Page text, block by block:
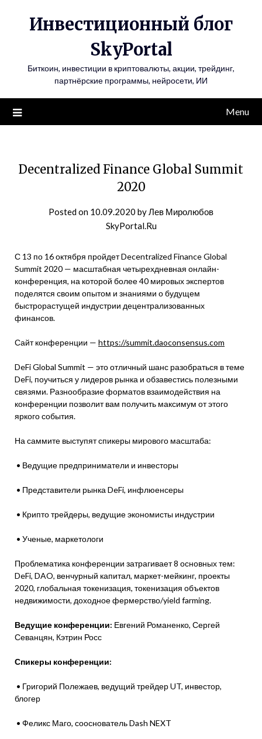
Инвестиционный блог
SkyPortal
Биткоин, инвестиции в криптовалюты, акции, трейдинг,
партнёрские программы, нейросети, ИИ
Menu
Decentralized Finance Global Summit
2020
Posted on 10.09.2020 byЛев Миролюбов
SkyPortal.Ru
С 13 по 16 октября пройдет Decentralized Finance Global
Summit 2020 — масштабная четырехдневная онлайн-
конференция, на которой более 40 мировых экспертов
поделятся своим опытом и знаниями о будущем
быстрорастущей индустрии децентрализованных
финансов.
Сайт конференции — https://summit.daoconsensus.com
DeFi Global Summit — это отличный шанс разобраться в теме
DeFi, поучиться у лидеров рынка и обзавестись полезными
связями. Разнообразие форматов взаимодействия на
конференции позволит вам получить максимум от этого
яркого события.
На саммите выступят спикеры мирового масштаба:
• Ведущие предприниматели и инвесторы
• Представители рынка DeFi, инфлюенсеры
• Крипто трейдеры, ведущие экономисты индустрии
• Ученые, маркетологи
Проблематика конференции затрагивает 8 основных тем:
DeFi, DAO, венчурный капитал, маркет-мейкинг, проекты
2020, глобальная токенизация, токенизация объектов
недвижимости, доходное фермерство/yield farming.
Ведущие конференции: Евгений Романенко, Сергей
Севанцян, Кэтрин Росс
Спикеры конференции:
• Григорий Полежаев, ведущий трейдер UT, инвестор,
блогер
• Феликс Маго, сооснователь Dash NEXT